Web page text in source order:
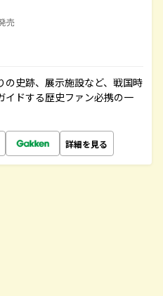
売
の史跡、展示施設など、戦国時
イドする歴史ファン必携の一
詳細を見る